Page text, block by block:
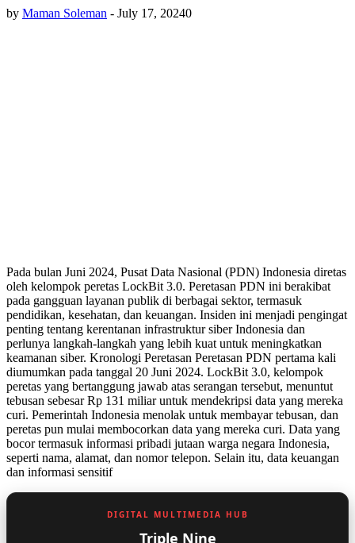
by Maman Soleman - July 17, 20240
Pada bulan Juni 2024, Pusat Data Nasional (PDN) Indonesia diretas
oleh kelompok peretas LockBit 3.0. Peretasan PDN ini berakibat
pada gangguan layanan publik di berbagai sektor, termasuk
pendidikan, kesehatan, dan keuangan. Insiden ini menjadi pengingat
penting tentang kerentanan infrastruktur siber Indonesia dan
perlunya langkah-langkah yang lebih kuat untuk meningkatkan
keamanan siber. Kronologi Peretasan Peretasan PDN pertama kali
diumumkan pada tanggal 20 Juni 2024. LockBit 3.0, kelompok
peretas yang bertanggung jawab atas serangan tersebut, menuntut
tebusan sebesar Rp 131 miliar untuk mendekripsi data yang mereka
curi. Pemerintah Indonesia menolak untuk membayar tebusan, dan
peretas pun mulai membocorkan data yang mereka curi. Data yang
bocor termasuk informasi pribadi jutaan warga negara Indonesia,
seperti nama, alamat, dan nomor telepon. Selain itu, data keuangan
dan informasi sensitif
DIGITAL MULTIMEDIA HUB
Triple Nine